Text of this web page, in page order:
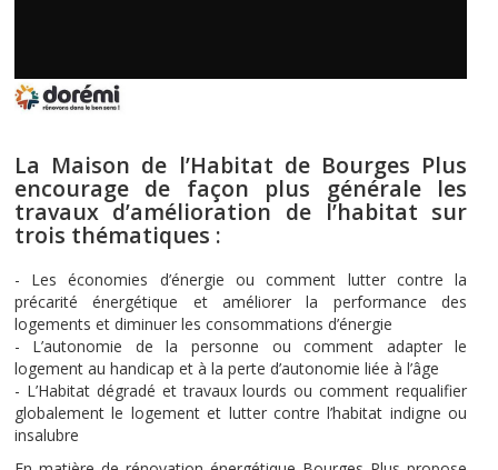
La Maison de l’Habitat de Bourges Plus
encourage de façon plus générale les
travaux d’amélioration de l’habitat sur
trois thématiques :
- Les économies d’énergie ou comment lutter contre la
précarité énergétique et améliorer la performance des
logements et diminuer les consommations d’énergie
- L’autonomie de la personne ou comment adapter le
logement au handicap et à la perte d’autonomie liée à l’âge
- L’Habitat dégradé et travaux lourds ou comment requalifier
globalement le logement et lutter contre l’habitat indigne ou
insalubre